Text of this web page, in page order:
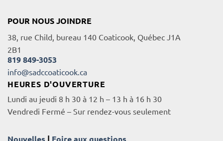
POUR NOUS JOINDRE
38, rue Child, bureau 140 Coaticook, Québec J1A
2B1
819 849-3053
info@sadccoaticook.ca
HEURES D'OUVERTURE
Lundi au jeudi 8 h 30 à 12 h – 13 h à 16 h 30
Vendredi Fermé – Sur rendez-vous seulement
Nouvelles | Foire aux questions